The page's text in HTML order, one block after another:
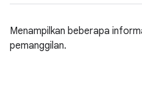
Menampilkan beberapa
pemanggilan.